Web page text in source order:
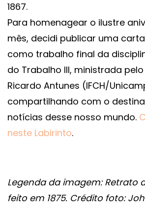
1867.
Para homenagear o ilustre
mês, decidi publicar uma
como trabalho final da
do Trabalho III, ministrada
Ricardo Antunes (IFCH/
compartilhando com o
notícias desse nosso mundo.
neste Labirinto.
Legenda da imagem: Retrato
feito em 1875. Crédito foto: